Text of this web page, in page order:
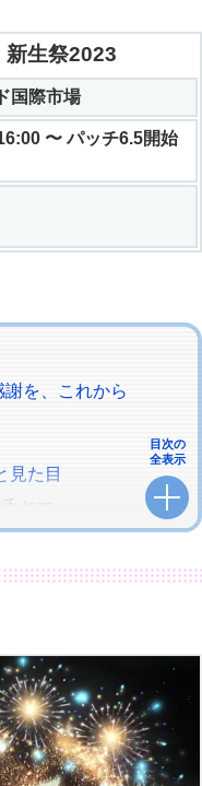
新生祭2023
国際市場
〜 パッチ6.5開始
を、これから
見た目
ャー」
終焉を綴る」
目次の
全表示